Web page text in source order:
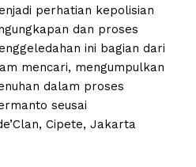
perhatian kepolisian
dan proses
ini bagian dari
mencari, mengumpulkan
dalam proses
seusai
Cipete, Jakarta